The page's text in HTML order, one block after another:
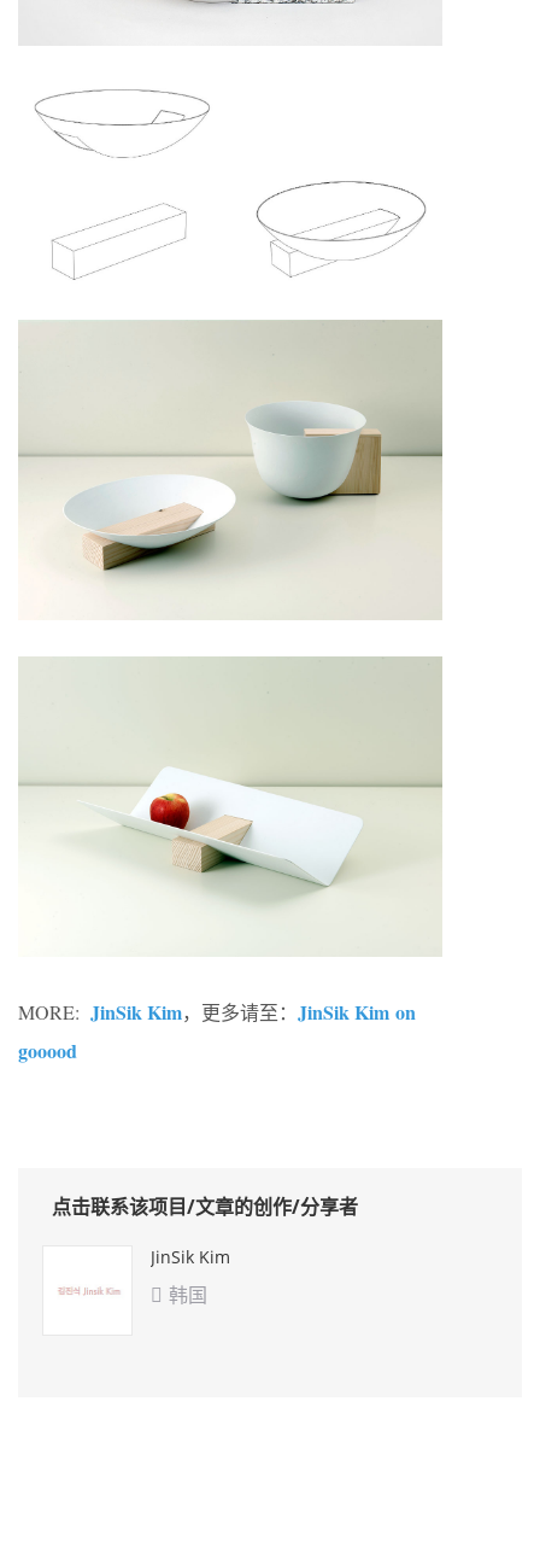
MORE: JinSik Kim，更多请至： JinSik Kim on
gooood
点击联系该项目/文章的创作/分享者
JinSik Kim
 韩国